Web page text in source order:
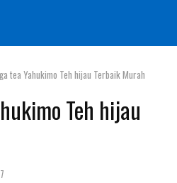
tea Yahukimo Teh hijau Terbaik Murah
Teh hijau